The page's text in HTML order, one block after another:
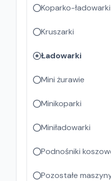
Koparko-ładowarki
Kruszarki
Ładowarki
Mini żurawie
Minikoparki
Miniładowarki
Podnośniki
Pozostałe